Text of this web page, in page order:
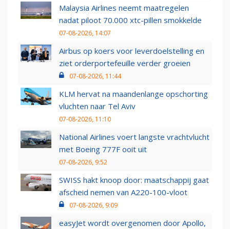
Malaysia Airlines neemt maatregelen
nadat piloot 70.000 xtc-pillen smokkelde
07-08-2026, 14:07
Airbus op koers voor leverdoelstelling en
ziet orderportefeuille verder groeien
07-08-2026, 11:44
KLM hervat na maandenlange opschorting
vluchten naar Tel Aviv
07-08-2026, 11:10
National Airlines voert langste vrachtvlucht
met Boeing 777F ooit uit
07-08-2026, 9:52
SWISS hakt knoop door: maatschappij gaat
afscheid nemen van A220-100-vloot
07-08-2026, 9:09
easyJet wordt overgenomen door Apollo,